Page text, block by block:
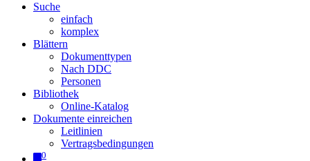
Suche
einfach
komplex
Blättern
Dokumenttypen
Nach DDC
Personen
Bibliothek
Online-Katalog
Dokumente einreichen
Leitlinien
Vertragsbedingungen
0